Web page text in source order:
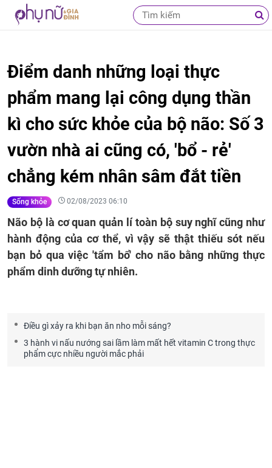
Điểm danh những loại thực
phẩm mang lại công dụng thần
kì cho sức khỏe của bộ não: Số 3
vườn nhà ai cũng có, 'bổ - rẻ'
chẳng kém nhân sâm đắt tiền
Sống khỏe 02/08/2023 06:10
Não bộ là cơ quan quản lí toàn bộ suy nghĩ cũng như
hành động của cơ thể, vì vậy sẽ thật thiếu sót nếu
bạn bỏ qua việc 'tẩm bổ' cho não bằng những thực
phẩm dinh dưỡng tự nhiên.
Điều gì xảy ra khi bạn ăn nho mỗi sáng?
3 hành vi nấu nướng sai lầm làm mất hết vitamin C trong thực
phẩm cực nhiều người mắc phải